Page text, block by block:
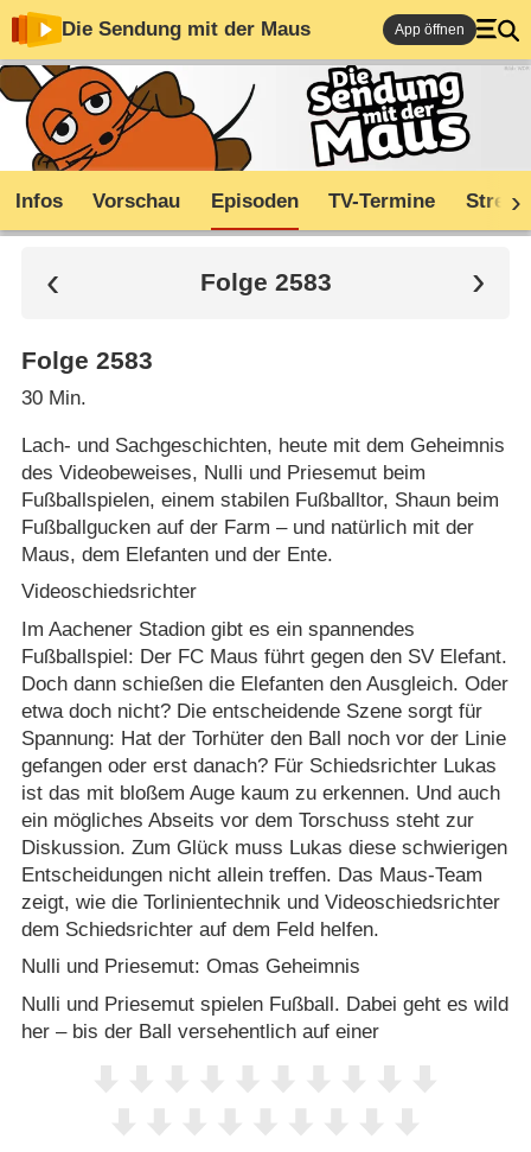
Die Sendung mit der Maus App öffnen
Infos Vorschau Episoden TV-Termine
Folge 2583
Folge 2583
30 Min.
Lach- und Sachgeschichten, heute mit dem Geheimnis
des Videobeweises, Nulli und Priesemut beim
Fußballspielen, einem stabilen Fußballtor, Shaun beim
Fußballgucken auf der Farm – und natürlich mit der
Maus, dem Elefanten und der Ente.
Videoschiedsrichter
Im Aachener Stadion gibt es ein spannendes
Fußballspiel: Der FC Maus führt gegen den SV Elefant.
Doch dann schießen die Elefanten den Ausgleich. Oder
etwa doch nicht? Die entscheidende Szene sorgt für
Spannung: Hat der Torhüter den Ball noch vor der Linie
gefangen oder erst danach? Für Schiedsrichter Lukas
ist das mit bloßem Auge kaum zu erkennen. Und auch
ein mögliches Abseits vor dem Torschuss steht zur
Diskussion. Zum Glück muss Lukas diese schwierigen
Entscheidungen nicht allein treffen. Das Maus-Team
zeigt, wie die Torlinientechnik und Videoschiedsrichter
dem Schiedsrichter auf dem Feld helfen.
Nulli und Priesemut: Omas Geheimnis
Nulli und Priesemut spielen Fußball. Dabei geht es wild
her – bis der Ball versehentlich auf einer